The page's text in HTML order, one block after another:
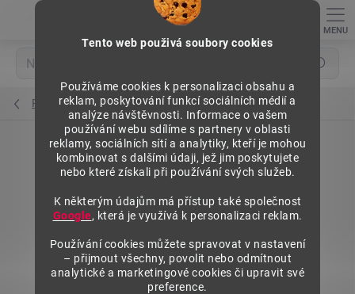
Tento web použivá soubory cookies
Používáme cookies k personalizaci obsahu a
reklam, poskytování funkcí sociálních médií a
analýze návštěvnosti. Informace o vašem
používání webu sdílíme s partnery v oblasti
reklamy, sociálních sítí a analytiky, kteří je mohou
kombinovat s dalšími údaji, jež jim poskytujete
nebo které získali při používání svých služeb.
K některým údajům má přístup také společnost
Google, která je využívá k personalizaci reklam.
Používání cookies můžete spravovat v nastavení
– přijmout všechny, povolit nebo odmítnout
analytické a marketingové cookies či upravit své
preference.
Hledat
Regály na pneumatiky